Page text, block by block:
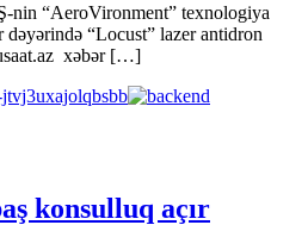
nin “AeroVironment” texnologiya
“Locust” lazer antidron
xəbər […]
konsulluq açır